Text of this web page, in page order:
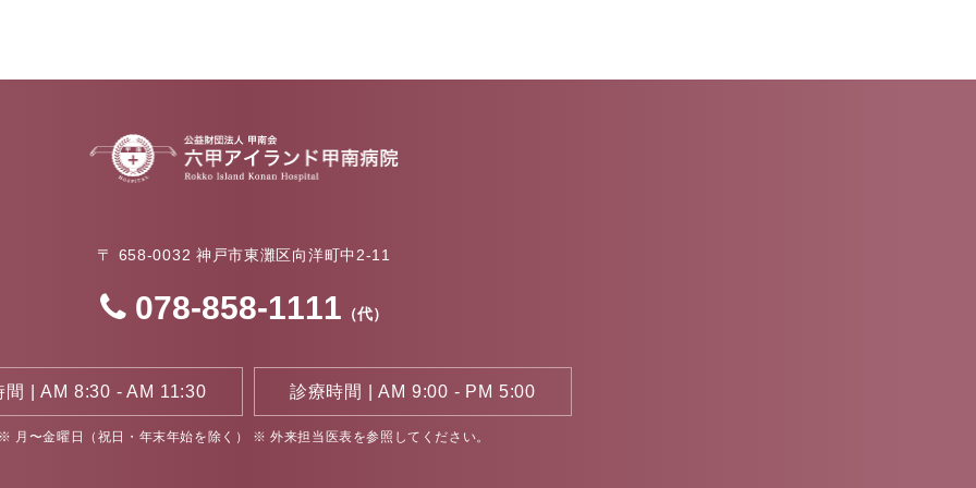
〒 658-0032 神戸市東灘区向洋町中2-11
078-858-1111 （代）
間 | AM 8:30 - AM 11:30 診療時間 | AM 9:00 - PM 5:00
月〜金曜日（祝日・年末年始を除く） ※ 外来担当医表を参照してください。